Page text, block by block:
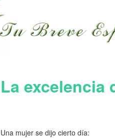
La excelencia
Una mujer se dijo cierto día: